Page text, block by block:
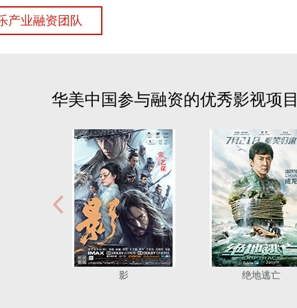
产业融资团队
华美中国参与融资的优秀影视项目
影 绝地逃亡